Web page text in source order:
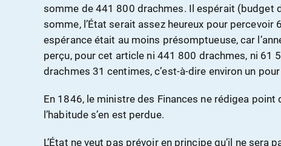
somme de 441 800 drachmes. Il espérait (budget
somme, l’État serait assez heureux pour
espérance était au moins présomptueuse, car
perçu, pour cet article ni 441 800 drachmes, ni 61
drachmes 31 centimes, c’est-à-dire environ un
En 1846, le ministre des Finances ne rédigea point
l’habitude s’en est perdue.
L’État ne veut pas prévoir en principe qu’il ne sera